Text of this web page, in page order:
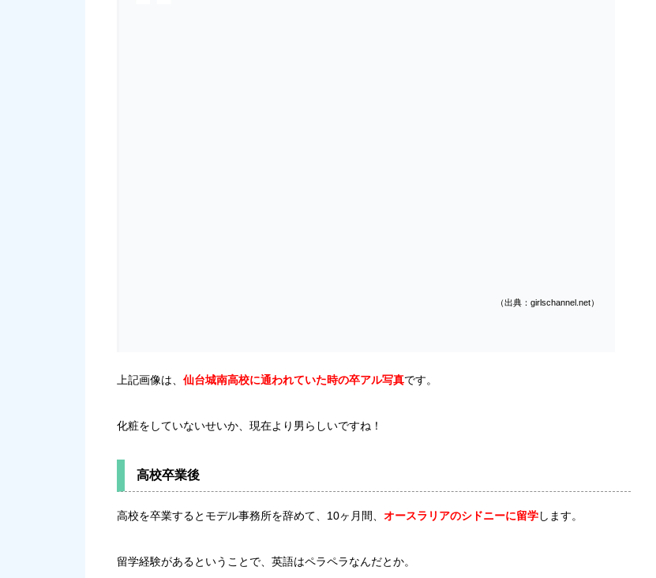
（出典：girlschannel.net）
上記画像は、 仙台城南高校に通われていた時の卒アル写真です。
化粧をしていないせいか、現在より男らしいですね！
高校卒業後
高校を卒業するとモデル事務所を辞めて、10ヶ月間、 オースラリアのシドニーに留学します。
留学経験があるということで、英語はペラペラなんだとか。